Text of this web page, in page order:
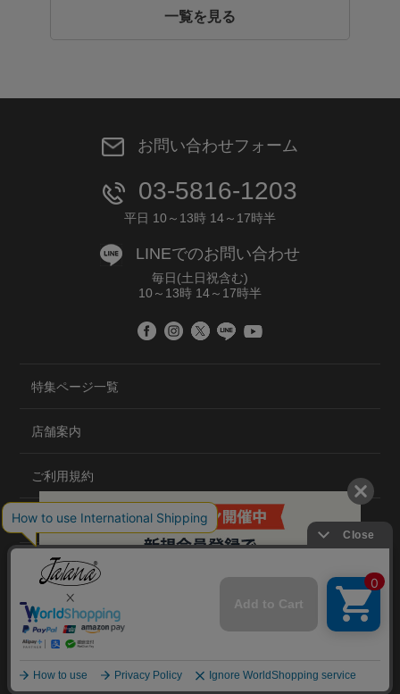
一覧を見る
お問い合わせフォーム
03-5816-1203
平日 10～13時 14～17時半
LINEでのお問い合わせ
毎日(土日祝含む)
10～13時 14～17時半
特集ページ一覧
店舗案内
ご利用規約
プライバシーポリシー
特定商取引法について
会社概要
©2020 TRANS GLOBAL CO.,LTD.